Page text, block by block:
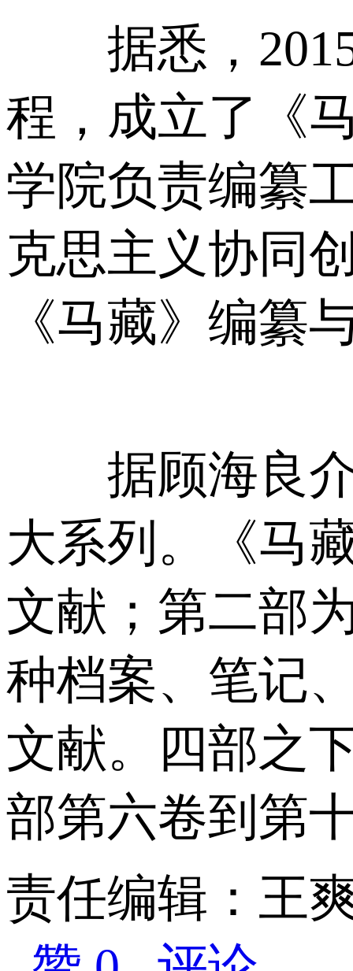
据悉，2015
程，成立了《
学院负责编纂
克思主义协同
《马藏》编纂
据顾海良介
大系列。《马
文献；第二部
种档案、笔记
文献。四部之
部第六卷到第
责任编辑：王